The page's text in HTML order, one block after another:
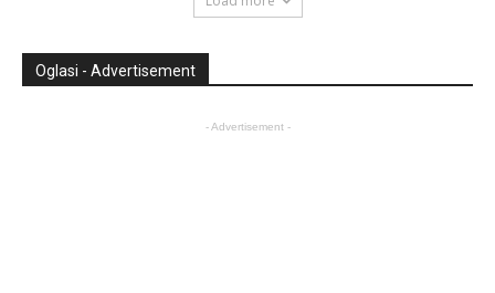
Oglasi - Advertisement
- Advertisement -